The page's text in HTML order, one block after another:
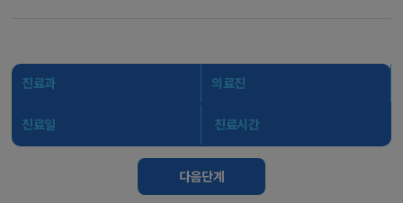
진료과 의료진
진료일 진료시간
다음단계